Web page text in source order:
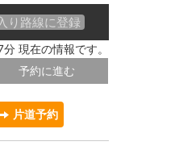
り路線に登録
現在の情報です。
予約に進む
片道予約